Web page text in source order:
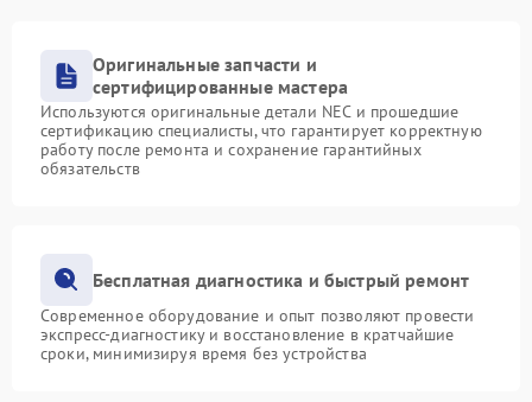
Оригинальные запчасти и
сертифицированные мастера
Используются оригинальные детали NEC и прошедшие
сертификацию специалисты, что гарантирует корректную
работу после ремонта и сохранение гарантийных
обязательств
Бесплатная диагностика и быстрый ремонт
Современное оборудование и опыт позволяют провести
экспресс-диагностику и восстановление в кратчайшие
сроки, минимизируя время без устройства